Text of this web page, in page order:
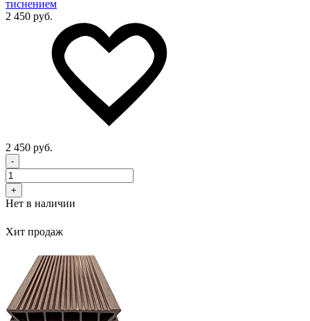
тиснением
2 450 руб.
2 450 руб.
-
+
Нет в наличии
Хит продаж